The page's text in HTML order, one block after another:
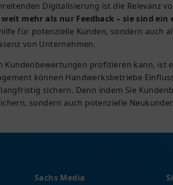
Digitalisierung ist die Relevanz
mehr als nur Feedback – sie sind
für potenzielle Kunden, sondern auch
von Unternehmen.
Kundenbewertungen profitieren kann, ist
können Handwerksbetriebe
sichern. Denn indem Sie
sondern auch potenzielle
Sachs Media